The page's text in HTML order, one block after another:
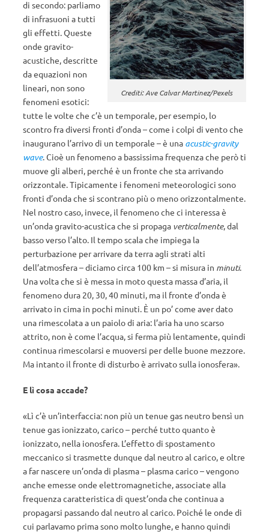
Crediti: Ave Calvar Martinez/Pexels
di secondo: parliamo
di infrasuoni a tutti
gli effetti. Queste
onde gravito-
acustiche, descritte
da equazioni non
lineari, non sono
fenomeni esotici:
tutte le volte che c’è un temporale, per esempio, lo
scontro fra diversi fronti d’onda – come i colpi di vento che
inaugurano l’arrivo di un temporale – è una acustic-gravity
wave. Cioè un fenomeno a bassissima frequenza che però ti
muove gli alberi, perché è un fronte che sta arrivando
orizzontale. Tipicamente i fenomeni meteorologici sono
fronti d’onda che si scontrano più o meno orizzontalmente.
Nel nostro caso, invece, il fenomeno che ci interessa è
un’onda gravito-acustica che si propaga verticalmente, dal
basso verso l’alto. Il tempo scala che impiega la
perturbazione per arrivare da terra agli strati alti
dell’atmosfera – diciamo circa 100 km – si misura in minuti.
Una volta che si è messa in moto questa massa d’aria, il
fenomeno dura 20, 30, 40 minuti, ma il fronte d’onda è
arrivato in cima in pochi minuti. È un po’ come aver dato
una rimescolata a un paiolo di aria: l’aria ha uno scarso
attrito, non è come l’acqua, si ferma più lentamente, quindi
continua rimescolarsi e muoversi per delle buone mezzore.
Ma intanto il fronte di disturbo è arrivato sulla ionosfera».
E lì cosa accade?
«Lì c’è un’interfaccia: non più un tenue gas neutro bensì un
tenue gas ionizzato, carico – perché tutto quanto è
ionizzato, nella ionosfera. L’effetto di spostamento
meccanico si trasmette dunque dal neutro al carico, e oltre
a far nascere un’onda di plasma – plasma carico – vengono
anche emesse onde elettromagnetiche, associate alla
frequenza caratteristica di quest’onda che continua a
propagarsi passando dal neutro al carico. Poiché le onde di
cui parlavamo prima sono molto lunghe, e hanno quindi